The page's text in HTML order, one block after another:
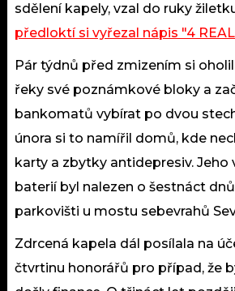
sdělení kapely, vzal do ruky
předloktí si vyřezal nápis "4
Pár týdnů před zmizením si
řeky své poznámkové bloky a
bankomatů vybírat po dvou
února si to namířil domů, kde
karty a zbytky antidepresiv. Jeho
baterií byl nalezen o šestnáct
parkovišti u mostu sebevrahů
Zdrcená kapela dál posílala na
čtvrtinu honorářů pro případ, že